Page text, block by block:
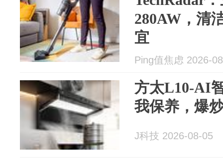
280AW，清
宜
Ping值焦虑 2026-
方太L10‑AI
我保养，爆
J科技 2026-08-05